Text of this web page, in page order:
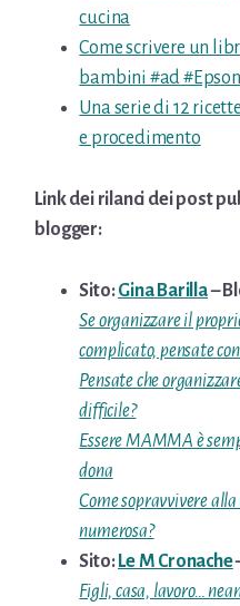
cucina
Come scrivere un
bambini #ad#Epson
Una serie di 12
e procedimento
Link dei rilanci dei post
blogger:
Sito:Gina Barilla–
Se organizzare il
complicato, pensate
Pensate che
difficile?
Essere MAMMA è
dona
Come sopravvivere
numerosa?
Sito: Le M Cronache
Figli, casa, lavoro…